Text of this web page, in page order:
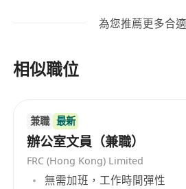
向主管反映設備異常狀況
守時可靠，工作態度積極主
不設學歷及經驗門檻，歡迎
基礎辦公流程之人士申請
為您推薦更多合
相似職位
兼職 最新
辦公室文員（兼職）
FRC (Hong Kong) Limited
無需加班，工作時間彈性